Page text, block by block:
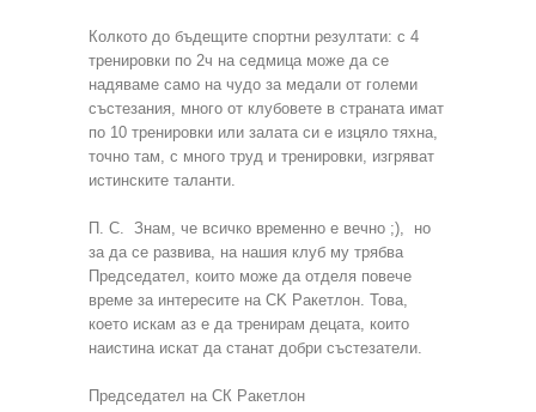
Колкото до бъдещите спортни резултати: с 4
тренировки по 2ч на седмица може да се
надяваме само на чудо за медали от големи
състезания, много от клубовете в страната имат
по 10 тренировки или залата си е изцяло тяхна,
точно там, с много труд и тренировки, изгряват
истинските таланти.
П. С. Знам, че всичко временно е вечно ;), но
за да се развива, на нашия клуб му трябва
Председател, които може да отделя повече
време за интересите на CK Ракетлон. Това,
което искам аз е да тренирам децата, които
наистина искат да станат добри състезатели.
Председател на СК Ракетлон